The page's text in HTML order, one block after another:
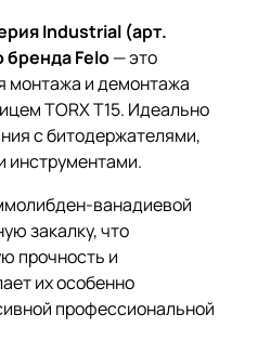
Industrial (арт.
бренда Felo— это
монтажа и демонтажа
TORX T15. Идеально
с битодержателями,
инструментами.
ванадиевой
закалку, что
прочность и
их особенно
профессиональной